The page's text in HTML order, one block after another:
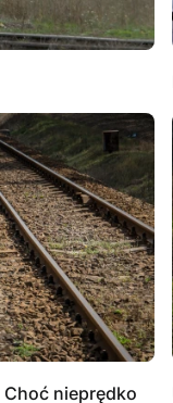
Choć nieprędko